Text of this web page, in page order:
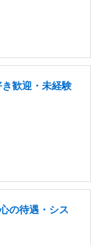
歓迎・未経験
の待遇・シス